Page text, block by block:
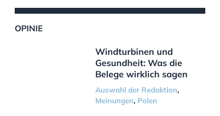
OPINIE
Windturbinen und
Gesundheit: Was die
Belege wirklich sagen
Auswahl der Redaktion,
Meinungen, Polen